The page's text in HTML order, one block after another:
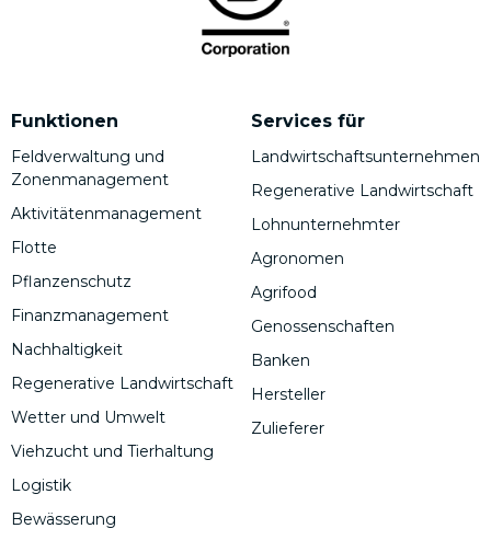
Funktionen
Feldverwaltung und
Zonenmanagement
Aktivitätenmanagement
Flotte
Pflanzenschutz
Finanzmanagement
Nachhaltigkeit
Regenerative Landwirtschaft
Wetter und Umwelt
Viehzucht und Tierhaltung
Logistik
Bewässerung
Services für
Landwirtschaftsunternehmen
Regenerative Landwirtschaft
Lohnunternehmter
Agronomen
Agrifood
Genossenschaften
Banken
Hersteller
Zulieferer